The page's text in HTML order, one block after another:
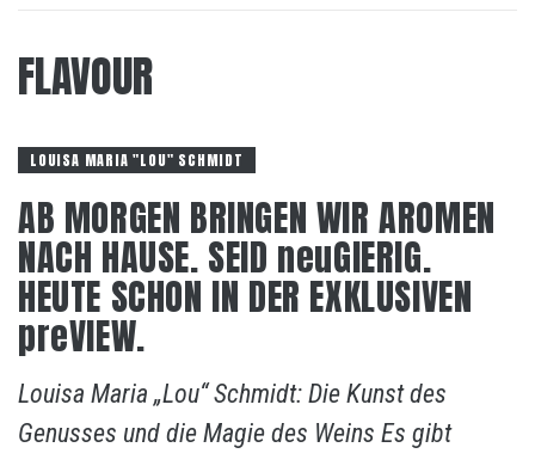
FLAVOUR
LOUISA MARIA "LOU" SCHMIDT
AB MORGEN BRINGEN WIR AROMEN
NACH HAUSE. SEID neuGIERIG.
HEUTE SCHON IN DER EXKLUSIVEN
preVIEW.
Louisa Maria „Lou“ Schmidt: Die Kunst des
Genusses und die Magie des Weins Es gibt